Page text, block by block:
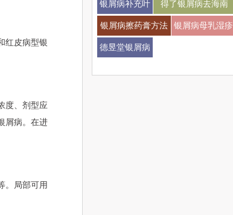
红皮病型银
度、剂型应
屑病。在进
。局部可用
银屑病补充叶
酸
得了银屑病去海南
银屑病擦药膏方法 银屑病母乳湿疹
德昱堂银屑病